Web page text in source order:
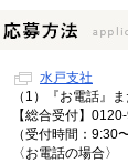
水戸支社
（1）『お電話』
【総合受付】
（受付時間：9:30
〈お電話の場合〉